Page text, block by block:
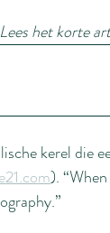
het korte
kerel die
).